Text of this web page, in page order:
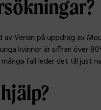
Verian på uppdrag av
unga kvinnor är siffran
fall leder det till just